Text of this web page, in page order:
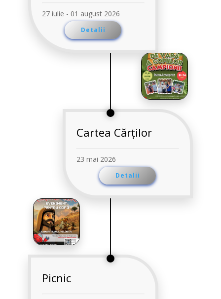
27 iulie - 01 august 2026
Detalii
Cartea Cărților
23 mai 2026
Detalii
Picnic